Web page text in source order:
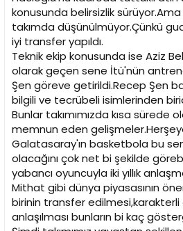
konusunda belirsizlik
takımda düşünülmüyor.Çünkü
iyi transfer yapıldı.
Teknik ekip konusunda ise Aziz
olarak geçen sene İtü'nün
Şen göreve getirildi.Recep Şen
bilgili ve tecrübeli isimlerinden
Bunlar takımımızda kısa sürede
memnun eden
Galatasaray'ın basketbola bu
olacağını çok net bi şekilde
yabancı oyuncuyla iki yıllık
Mithat gibi dünya piyasasının
birinin transfer edilmesi,karakterli
anlaşılması bunların bi kaç